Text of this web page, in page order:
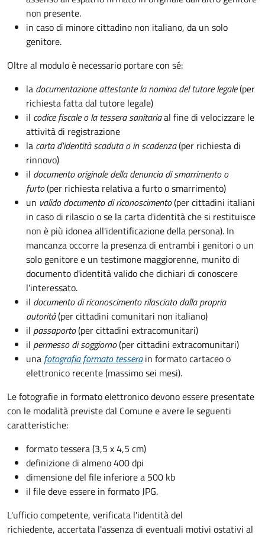
non presente.
in caso di minore cittadino non italiano, da un solo
genitore.
Oltre al modulo è necessario portare con sé:
la documentazioneattestante la nomina del tutore legale(per
richiesta fatta dal tutore legale)
il codice fiscale o la tessera sanitariaal fine di velocizzare le
attività di registrazione
la carta d'identità scaduta o in scadenza(per richiesta di
rinnovo)
il documento originale della denuncia di smarrimento o
furto(per richiesta relativa a furto o smarrimento)
un valido documento di riconoscimento(per cittadini italiani
in caso di rilascio o se la carta d'identità che si restituisce
non è più idonea all'identificazione della persona). In
mancanza occorre la presenza di entrambi i genitori o un
solo genitore e un testimone maggiorenne, munito di
documento d'identità valido che dichiari di conoscere
l'interessato.
il documento di riconoscimento rilasciato dalla propria
autorità(per cittadini comunitari non italiano)
il passaporto(per cittadini extracomunitari)
il permesso di soggiorno(per cittadini extracomunitari)
una fotografia formato tessera in formato cartaceo o
elettronico recente (massimo sei mesi).
Le fotografie in formato elettronico devono essere presentate
con le modalità previste dal Comune e avere le seguenti
caratteristiche:
formato tessera (3,5 x 4,5 cm)
definizione di almeno 400 dpi
dimensione del file inferiore a 500 kb
il file deve essere in formato JPG.
L'ufficio competente, verificata l'identità del
richiedente, accertata l'assenza di eventuali motivi ostativi al